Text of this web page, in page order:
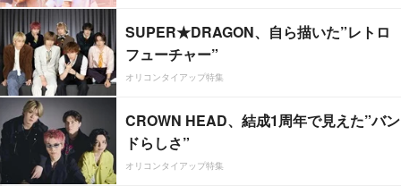
SUPER★DRAGON、自ら描いた”レトロ
フューチャー”
オリコンタイアップ特集
CROWN HEAD、結成1周年で見えた”バン
ドらしさ”
オリコンタイアップ特集